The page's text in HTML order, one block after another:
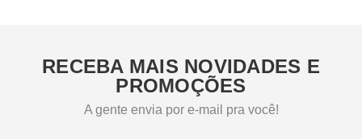
RECEBA MAIS NOVIDADES E
PROMOÇÕES
A gente envia por e-mail pra você!